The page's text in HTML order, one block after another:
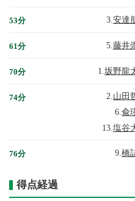
53分 3. 安達
61分 5. 藤井
70分 1. 坂野龍
74分 2. 山田
6. 兪
13. 塩谷
76分 9. 橋
得点経過